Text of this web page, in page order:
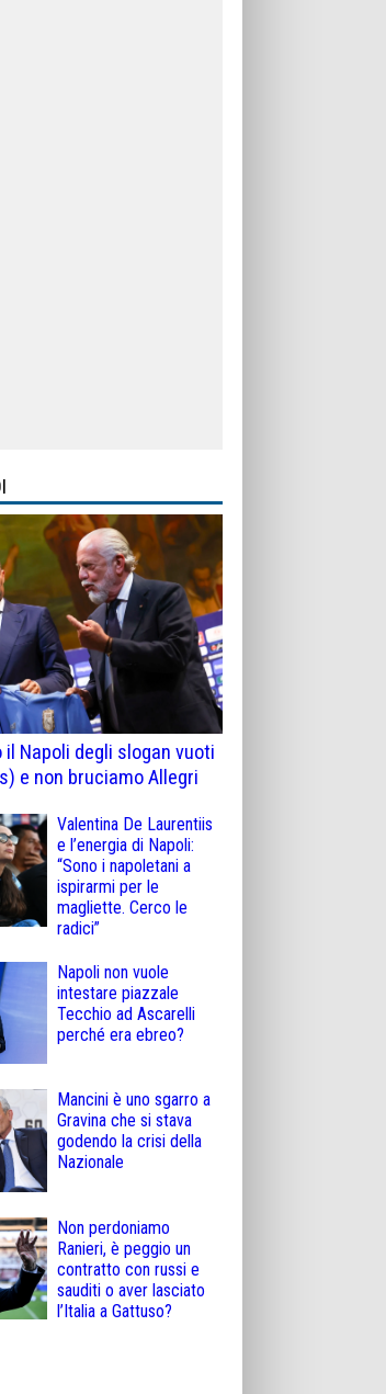
il Napoli degli slogan vuoti
e non bruciamo Allegri
Valentina De Laurentiis
e l’energia di Napoli:
“Sono i napoletani a
ispirarmi per le
magliette. Cerco le
radici”
Napoli non vuole
intestare piazzale
Tecchio ad Ascarelli
perché era ebreo?
Mancini è uno sgarro a
Gravina che si stava
godendo la crisi della
Nazionale
Non perdoniamo
Ranieri, è peggio un
contratto con russi e
sauditi o aver lasciato
l’Italia a Gattuso?